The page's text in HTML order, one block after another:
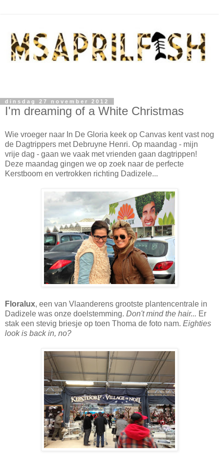
dinsdag 27 november 2012
I'm dreaming of a White Christmas
Wie vroeger naar In De Gloria keek op Canvas kent vast nog
de Dagtrippers met Debruyne Henri. Op maandag - mijn
vrije dag - gaan we vaak met vrienden gaan dagtrippen!
Deze maandag gingen we op zoek naar de perfecte
Kerstboom en vertrokken richting Dadizele...
Floralux, een van Vlaanderens grootste plantencentrale in
Dadizele was onze doelstemming. Don't mind the hair... Er
stak een stevig briesje op toen Thoma de foto nam. Eighties
look is back in, no?